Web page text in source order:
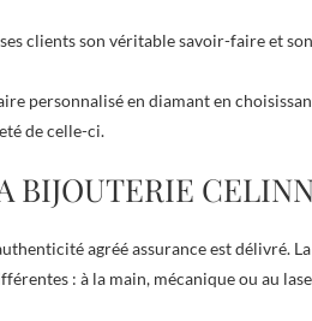
clients son véritable savoir-faire et
personnalisé en diamant en
de celle-ci.
BIJOUTERIE
agréé assurance est délivré.
: à la main, mécanique ou au